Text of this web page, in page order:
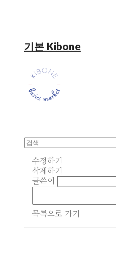
기본 Kibone
수정하기
삭제하기
글쓴이
목록으로 가기